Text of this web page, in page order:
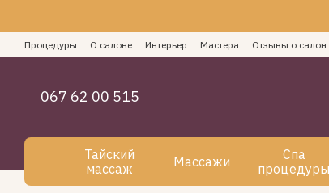
Процедуры О салоне Интерьер Мастера Отзывы о салон
Как оплатить СПА услуги
Блог Пользовательское
067 62 00 515
Тайский
массаж
Массажи
Спа
процедуры